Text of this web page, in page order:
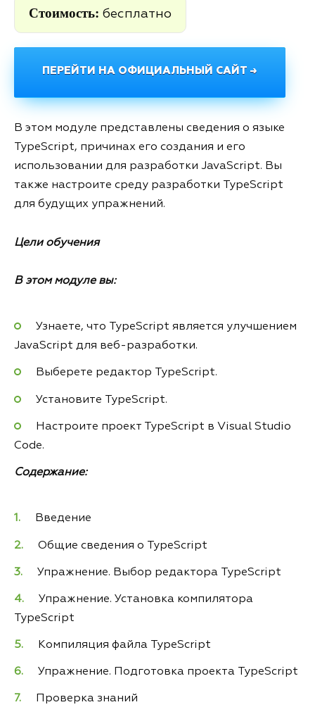
Стоимость: бесплатно
ПЕРЕЙТИ НА ОФИЦИАЛЬНЫЙ САЙТ →
В этом модуле представлены сведения о языке
TypeScript, причинах его создания и его
использовании для разработки JavaScript. Вы
также настроите среду разработки TypeScript
для будущих упражнений.
Цели обучения
В этом модуле вы:
Узнаете, что TypeScript является улучшением
JavaScript для веб-разработки.
Выберете редактор TypeScript.
Установите TypeScript.
Настроите проект TypeScript в Visual Studio
Code.
Содержание:
Введение
Общие сведения о TypeScript
Упражнение. Выбор редактора TypeScript
Упражнение. Установка компилятора
TypeScript
Компиляция файла TypeScript
Упражнение. Подготовка проекта TypeScript
Проверка знаний